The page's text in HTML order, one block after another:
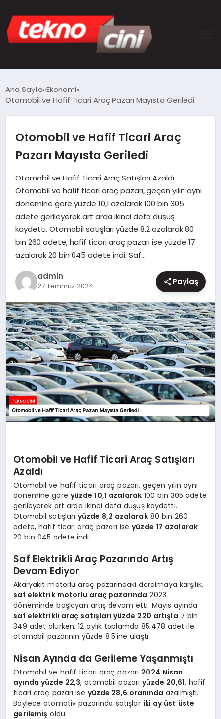
GÜNCEL
YAŞAM
SAĞLIK
DÜNYA
MAGAZIN
Ana Sayfa Ekonomi
Otomobil ve Hafif Ticari Araç Pazarı Mayısta Geriledi
Otomobil ve Hafif Ticari Araç
Pazarı Mayısta Geriledi
Otomobil ve Hafif Ticari Araç Satışları Azaldı
Otomobil ve hafif ticari araç pazarı, geçen yılın aynı
dönemine göre yüzde 10,1 azalarak 100 bin 305
adete gerileyerek art arda ikinci defa düşüş
kaydetti. Otomobil satışları yüzde 8,2 azalarak 80
bin 260 adete, hafif ticari araç pazarı ise yüzde 17
azalarak 20 bin 045 adete indi. Saf…
admin
27 Temmuz 2024 Paylaş
Otomobil ve Hafif Ticari Araç Satışları
Azaldı
Otomobil ve hafif ticari araç pazarı, geçen yılın aynı
dönemine göre yüzde 10,1 azalarak 100 bin 305 adete
gerileyerek art arda ikinci defa düşüş kaydetti.
Otomobil satışları yüzde 8,2 azalarak80 bin 260
adete, hafif ticari araç pazarı iseyüzde 17 azalarak
20 bin 045 adete indi.
Saf Elektrikli Araç Pazarında Artış
Devam Ediyor
Akaryakıt motorlu araç pazarındaki daralmaya karşılık,
saf elektrik motorlu araç pazarında 2023
döneminde başlayan artış devam etti. Mayıs ayında
saf elektrikli araç satışları yüzde 220 artışla 7 bin
349 adet olurken, 12 aylık toplamda 85,478 adet ile
otomobil pazarının yüzde 8,5’ine ulaştı.
Nisan Ayında da Gerileme Yaşanmıştı
Otomobil ve hafif ticari araç pazarı 2024 Nisan
ayında yüzde 22,3, otomobil pazarıyüzde 20,61, hafif
ticari araç pazarı ise yüzde 28,6 oranında azalmıştı.
Böylece otomotiv pazarında satışlar iki ay üst üste
gerilemiş oldu.